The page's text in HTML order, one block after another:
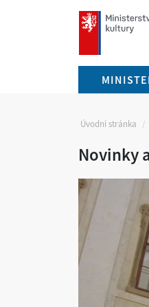
mkcr.cz
Úvodní stránka
Novinky